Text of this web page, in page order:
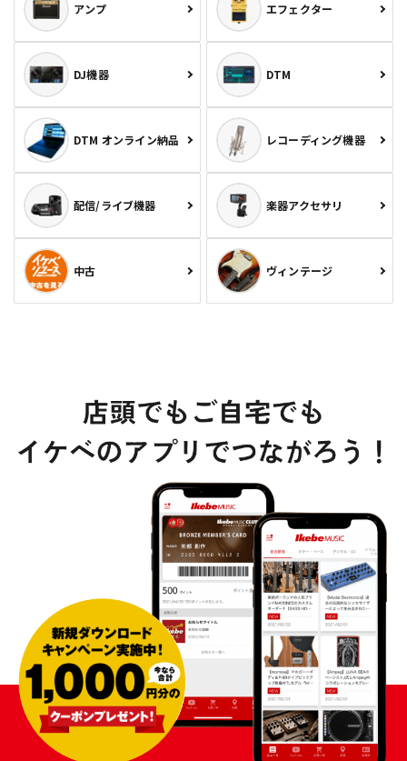
アンプ エフェクター
DJ機器 DTM
DTM オンライン納品 レコーディング機器
配信/ライブ機器 楽器アクセサリ
中古 ヴィンテージ